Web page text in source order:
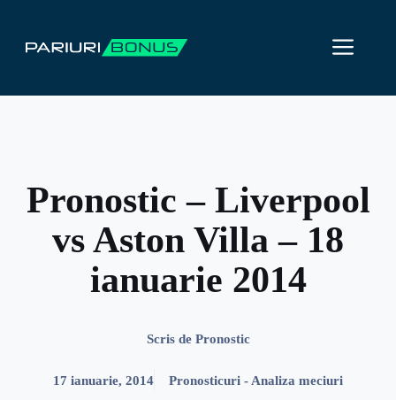
conținut
Pronostic – Liverpool
vs Aston Villa – 18
ianuarie 2014
Scris de Pronostic
17 ianuarie, 2014 Pronosticuri - Analiza meciuri